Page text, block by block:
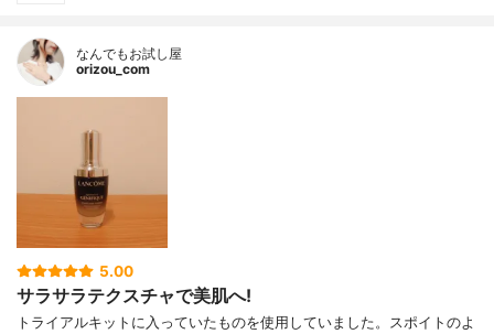
なんでもお試し屋
orizou_com
5.00
サラサラテクスチャで美肌へ!
トライアルキットに入っていたものを使用していました。スポイトのよ